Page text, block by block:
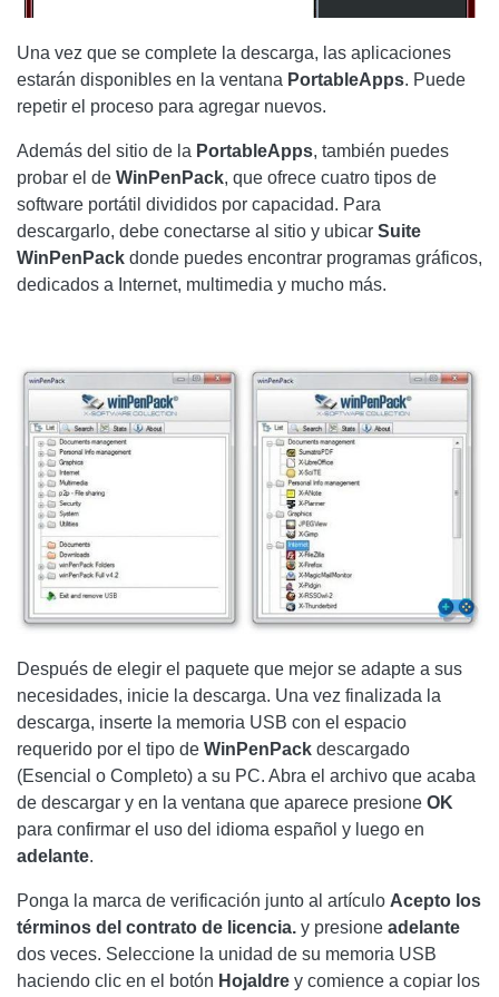
Una vez que se complete la descarga, las aplicaciones
estarán disponibles en la ventana PortableApps. Puede
repetir el proceso para agregar nuevos.
Además del sitio de la PortableApps, también puedes
probar el de WinPenPack, que ofrece cuatro tipos de
software portátil divididos por capacidad. Para
descargarlo, debe conectarse al sitio y ubicar Suite
WinPenPack donde puedes encontrar programas gráficos,
dedicados a Internet, multimedia y mucho más.
Después de elegir el paquete que mejor se adapte a sus
necesidades, inicie la descarga. Una vez finalizada la
descarga, inserte la memoria USB con el espacio
requerido por el tipo de WinPenPack descargado
(Esencial o Completo) a su PC. Abra el archivo que acaba
de descargar y en la ventana que aparece presione OK
para confirmar el uso del idioma español y luego en
adelante.
Ponga la marca de verificación junto al artículo Acepto los
términos del contrato de licencia. y presione adelante
dos veces. Seleccione la unidad de su memoria USB
haciendo clic en el botón Hojaldre y comience a copiar los